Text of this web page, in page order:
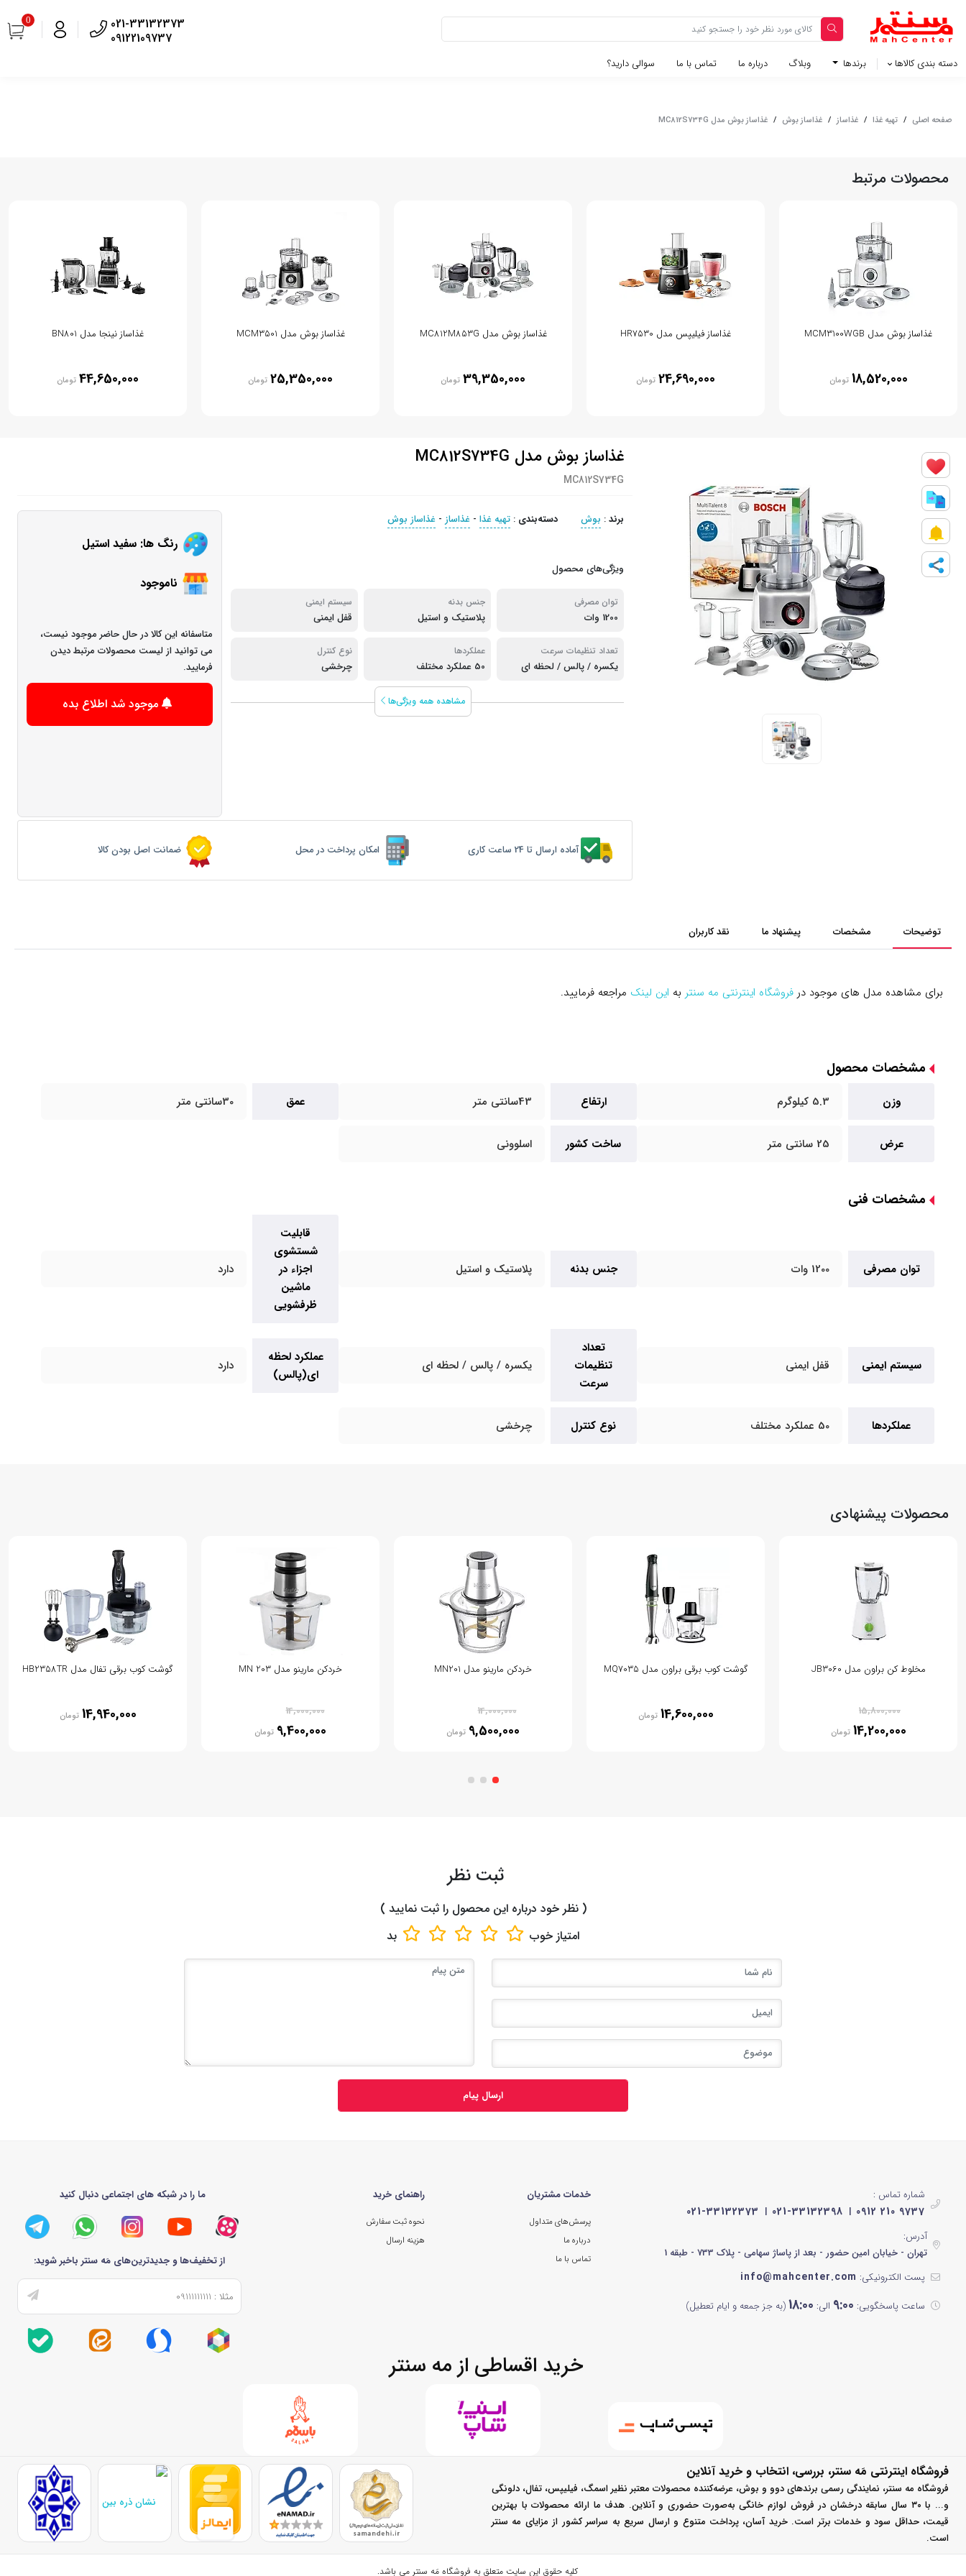
021-33132373
09122109737
0
دسته بندی کالاها برندها وبلاگ‌ درباره ما تماس با ما سوالی دارید؟
صفحه اصلی / تهیه غذا / غذاساز / غذاساز بوش / غذاساز بوش مدل MC812S734G
محصولات مرتبط
غذاساز بوش مدل MCM3100WGB
18,520,000 تومان
غذاساز فیلیپس مدل HR7530
24,690,000 تومان
غذاساز بوش مدل MC812M853G
39,350,000 تومان
غذاساز بوش مدل MCM3501
25,350,000 تومان
غذاساز نینجا مدل BN801
44,650,000 تومان
غذاساز بوش مدل MC812S734G
MC812S734G
برند: بوش دسته‌بندی : تهیه غذا - غذاساز - غذاساز بوش
ویژگی‌های محصول
توان مصرفی
1200 وات
جنس بدنه
پلاستیک و استیل
سیستم ایمنی
قفل ایمنی
تعداد تنظیمات سرعت
یکسره / پالس / لحظه ای
عملکردها
50 عملکرد مختلف
نوع کنترل
چرخشی
مشاهده همه ویژگی‌ها
رنگ ها: سفید استیل
ناموجود
متاسفانه این کالا در حال حاضر موجود نیست،
می توانید از لیست محصولات مرتبط دیدن
فرمایید.
موجود شد اطلاع بده
آماده ارسال تا 24 ساعت کاری امکان پرداخت در محل ضمانت اصل بودن کالا
توضیحات مشخصات پیشنهاد ما نقد کاربران
برای مشاهده مدل های موجود در فروشگاه اینترنتی مه سنتر به این لینک مراجعه فرمایید.
مشخصات محصول
وزن 5.3 کیلوگرم ارتفاع 43سانتی متر عمق 30سانتی متر
عرض 25 سانتی متر ساخت کشور اسلوونی
مشخصات فنی
توان مصرفی 1200 وات جنس بدنه پلاستیک و استیل
قابلیت
شستشوی
اجزاء در
ماشین
ظرفشویی
دارد
سیستم ایمنی قفل ایمنی
تعداد
تنظیمات
سرعت
یکسره / پالس / لحظه ای
عملکرد لحظه
ای(پالس)
دارد
عملکردها 50 عملکرد مختلف نوع کنترل چرخشی
محصولات پیشنهادی
مخلوط کن براون مدل JB3060
15,800,000
14,200,000 تومان
گوشت کوب برقی براون مدل MQ7035
14,600,000 تومان
خردکن مارینو مدل MN201
14,000,000
9,500,000 تومان
خردکن مارینو مدل MN 203
14,000,000
9,400,000 تومان
گوشت کوب برقی تفال مدل HB2358TR
14,940,000 تومان
ثبت نظر
( نظر خود درباره این محصول را ثبت نمایید )
امتیاز خوب بد
ارسال پیام
شماره تماس :
0912 210 9737
021-33132398
021-33132373
آدرس:
تهران - خیابان امین حضور - بعد از پاساژ سهامی - پلاک 733 - طبقه 1
پست الکترونیکی: info@mahcenter.com
ساعت پاسخگویی: 9:00 الی: 18:00(به جز جمعه و ایام تعطیل)
خدمات مشتریان
پرسش‌های متداول
درباره ما
تماس با ما
راهنمای خرید
نحوه ثبت سفارش
هزینه ارسال
ما را در شبکه های اجتماعی دنبال کنید
از تخفیف‌ها و جدیدترین‌های مَه سنتر باخبر شوید:
خرید اقساطی از مه سنتر
فروشگاه اینترنتی مَه سنتر، بررسی، انتخاب و خرید آنلاین
فروشگاه مه سنتر، نمایندگی رسمی برندهای دوو و بوش، عرضه‌کننده محصولات معتبر نظیر اسمگ، فیلیپس، تفال، دلونگی
و... با ۳۰ سال سابقه درخشان در فروش لوازم خانگی به‌صورت حضوری و آنلاین. هدف ما ارائه محصولات با بهترین
قیمت، حداقل سود و خدمات برتر است. خرید آسان، پرداخت متنوع و ارسال سریع به سراسر کشور از مزایای مه سنتر
است.
کلیه حقوق این سایت متعلق به فروشگاه مَه سنترمی باشد.